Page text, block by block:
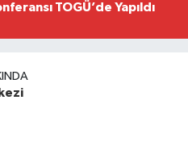
TOGÜ’de Yapıldı